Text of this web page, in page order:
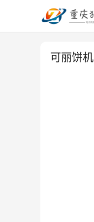
可丽饼机